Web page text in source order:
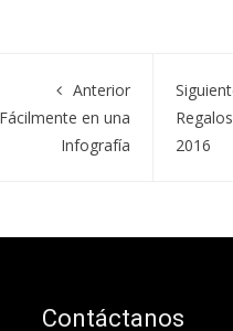
Anterior
en una
Infografía
2016
Contáctanos